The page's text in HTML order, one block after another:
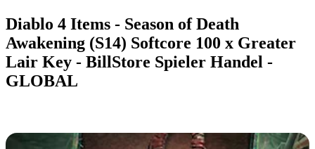
Diablo 4 Items - Season of Death
Awakening (S14) Softcore 100 x Greater
Lair Key - BillStore Spieler Handel -
GLOBAL